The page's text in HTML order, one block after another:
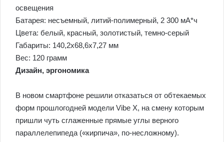
освещения
Батарея: несъемный, литий-полимерный, 2 300 мА*ч
Цвета: белый, красный, золотистый, темно-серый
Габариты: 140,2х68,6х7,27 мм
Вес: 120 грамм
Дизайн, эргономика
В новом смартфоне решили отказаться от обтекаемых
форм прошлогодней модели Vibe X, на смену которым
пришли чуть сглаженные прямые углы верного
параллелепипеда («кирпича», по-несложному).